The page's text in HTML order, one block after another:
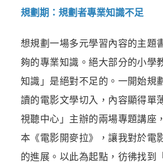
規劃期：規劃者專業知識不足
想規劃一場多元學習內容的主題
夠的專業知識。絕大部分的小學
知識」是絕對不足的。一開始規
讀的電影文學切入，內容顯得單
視聽中心」主辦的兩場專題講座
本《電影開麥拉》，讓我對於電
的進展。以此為起點，彷彿找到